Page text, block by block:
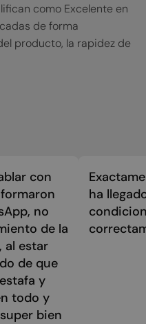
como Excelente en
de forma
producto, la rapidez de
con
no
de la
al estar
de que
y
todo y
bien
ha